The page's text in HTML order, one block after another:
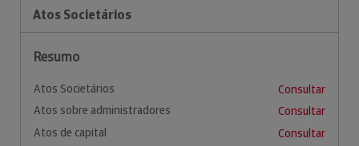
Atos Societários
Resumo
Atos Societários
Consultar
Atos sobre administradores
Consultar
Atos de capital
Consultar